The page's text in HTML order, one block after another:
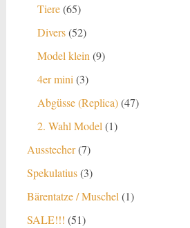
Tiere 6565
Produkte
Divers 5252
Model klein 99
4er mini 33
Abgüsse (Replica) 4747
2. Wahl Model 11
Ausstecher 77
Spekulatius 33
Produkte
Bärentatze / Muschel 11
SALE!!! 5151